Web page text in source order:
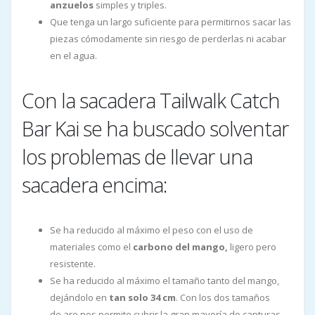
anzuelos simples y triples.
Que tenga un largo suficiente para permitirnos sacar las
piezas cómodamente sin riesgo de perderlas ni acabar
en el agua.
Con la sacadera Tailwalk Catch
Bar Kai se ha buscado solventar
los problemas de llevar una
sacadera encima:
Se ha reducido al máximo el peso con el uso de
materiales como el carbono del mango, ligero pero
resistente.
Se ha reducido al máximo el tamaño tanto del mango,
dejándolo en tan solo 34 cm. Con los dos tamaños